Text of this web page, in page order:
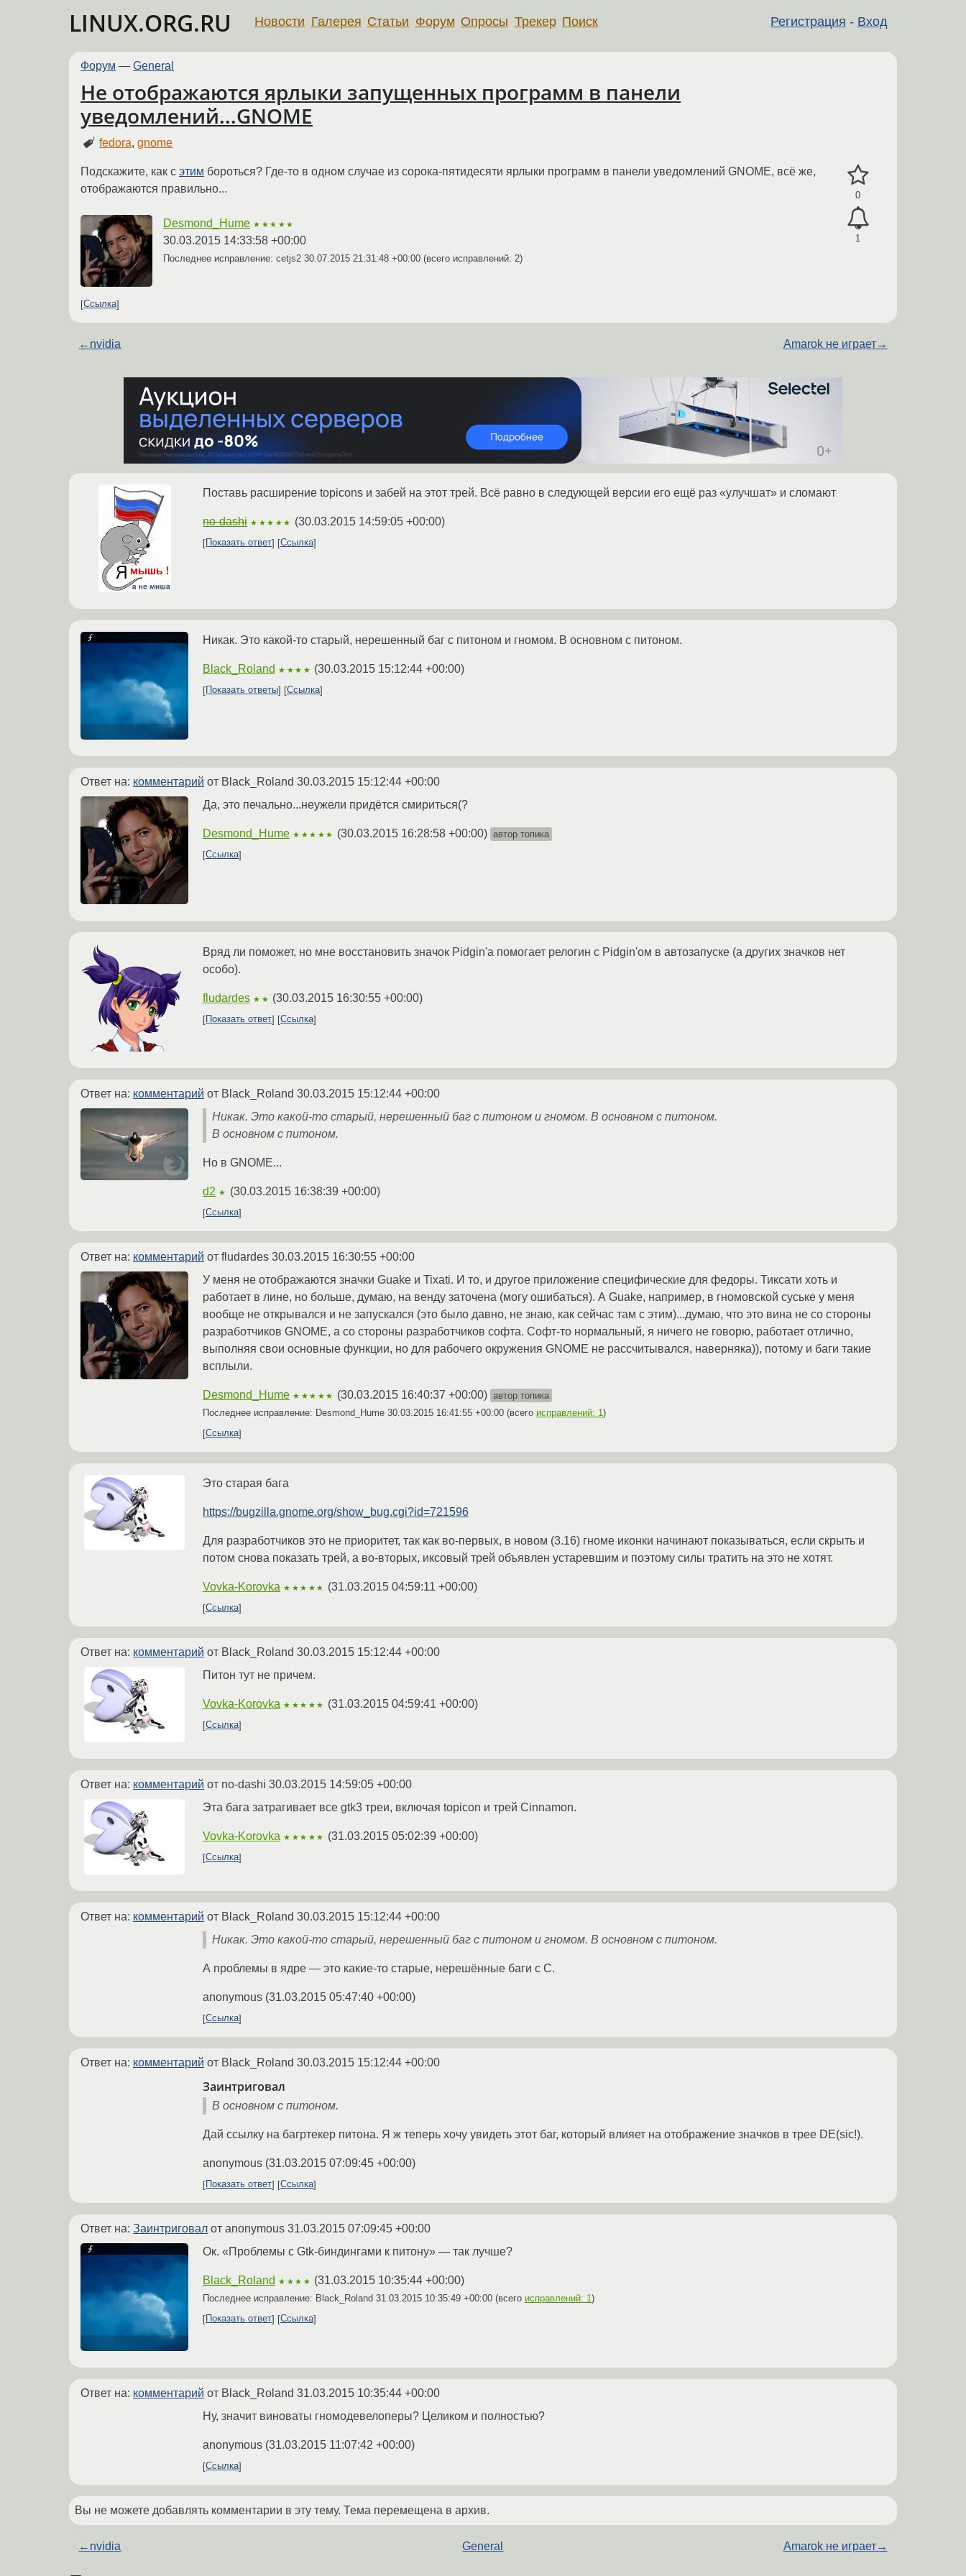
LINUX.ORG.RU Регистрация - Вход
Новости Галерея Статьи Форум Опросы Трекер Поиск
Форум — General
Не отображаются ярлыки запущенных программ в панели
уведомлений...GNOME
fedora,gnome
0
1
Подскажите, как с этим бороться? Где-то в одном случае из сорока-пятидесяти ярлыки программ в панели уведомлений GNOME, всё же,
отображаются правильно...
Desmond_Hume ★★★★★
30.03.2015 14:33:58 +00:00
Последнее исправление: cetjs2 30.07.2015 21:31:48 +00:00 (всего исправлений: 2)
Ссылка
← nvidia Amarok не играет→
Поставь расширение topicons и забей на этот трей. Всё равно в следующей версии его ещё раз «улучшат» и сломают
no-dashi ★★★★★ (30.03.2015 14:59:05 +00:00)
Показать ответ Ссылка
Никак. Это какой-то старый, нерешенный баг с питоном и гномом. В основном с питоном.
Black_Roland ★★★★ (30.03.2015 15:12:44 +00:00)
Показать ответы Ссылка
Ответ на: комментарий от Black_Roland 30.03.2015 15:12:44 +00:00
Да, это печально...неужели придётся смириться(?
Desmond_Hume ★★★★★ (30.03.2015 16:28:58 +00:00) автор топика
Ссылка
Вряд ли поможет, но мне восстановить значок Pidgin'а помогает релогин с Pidgin'ом в автозапуске (а других значков нет
особо).
fludardes ★★ (30.03.2015 16:30:55 +00:00)
Показать ответ Ссылка
Ответ на: комментарий от Black_Roland 30.03.2015 15:12:44 +00:00
Никак. Это какой-то старый, нерешенный баг с питоном и гномом. В основном с питоном.
В основном с питоном.
Но в GNOME...
d2 ★ (30.03.2015 16:38:39 +00:00)
Ссылка
Ответ на: комментарий от fludardes 30.03.2015 16:30:55 +00:00
У меня не отображаются значки Guake и Tixati. И то, и другое приложение специфические для федоры. Тиксати хоть и
работает в лине, но больше, думаю, на венду заточена (могу ошибаться). А Guake, например, в гномовской суське у меня
вообще не открывался и не запускался (это было давно, не знаю, как сейчас там с этим)...думаю, что это вина не со стороны
разработчиков GNOME, а со стороны разработчиков софта. Софт-то нормальный, я ничего не говорю, работает отлично,
выполняя свои основные функции, но для рабочего окружения GNOME не рассчитывался, наверняка)), потому и баги такие
всплыли.
Desmond_Hume ★★★★★ (30.03.2015 16:40:37 +00:00) автор топика
Последнее исправление: Desmond_Hume 30.03.2015 16:41:55 +00:00 (всего исправлений: 1 )
Ссылка
Это старая бага
https://bugzilla.gnome.org/show_bug.cgi?id=721596
Для разработчиков это не приоритет, так как во-первых, в новом (3.16) гноме иконки начинают показываться, если скрыть и
потом снова показать трей, а во-вторых, иксовый трей объявлен устаревшим и поэтому силы тратить на это не хотят.
Vovka-Korovka ★★★★★ (31.03.2015 04:59:11 +00:00)
Ссылка
Ответ на: комментарий от Black_Roland 30.03.2015 15:12:44 +00:00
Питон тут не причем.
Vovka-Korovka ★★★★★ (31.03.2015 04:59:41 +00:00)
Ссылка
Ответ на: комментарий от no-dashi 30.03.2015 14:59:05 +00:00
Эта бага затрагивает все gtk3 треи, включая topicon и трей Cinnamon.
Vovka-Korovka ★★★★★ (31.03.2015 05:02:39 +00:00)
Ссылка
Ответ на: комментарий от Black_Roland 30.03.2015 15:12:44 +00:00
Никак. Это какой-то старый, нерешенный баг с питоном и гномом. В основном с питоном.
А проблемы в ядре — это какие-то старые, нерешённые баги с С.
anonymous (31.03.2015 05:47:40 +00:00)
Ссылка
Ответ на: комментарий от Black_Roland 30.03.2015 15:12:44 +00:00
Заинтриговал
В основном с питоном.
Дай ссылку на багртекер питона. Я ж теперь хочу увидеть этот баг, который влияет на отображение значков в трее DE(sic!).
anonymous (31.03.2015 07:09:45 +00:00)
Показать ответ Ссылка
Ответ на: Заинтриговал от anonymous 31.03.2015 07:09:45 +00:00
Ок. «Проблемы с Gtk-биндингами к питону» — так лучше?
Black_Roland ★★★★ (31.03.2015 10:35:44 +00:00)
Последнее исправление: Black_Roland 31.03.2015 10:35:49 +00:00 (всего исправлений: 1)
Показать ответ
Ссылка
Ответ на: комментарий от Black_Roland 31.03.2015 10:35:44 +00:00
Ну, значит виноваты гномодевелоперы? Целиком и полностью?
anonymous (31.03.2015 11:07:42 +00:00)
Ссылка
Вы не можете добавлять комментарии в эту тему. Тема перемещена в архив.
← nvidia General Amarok не играет→